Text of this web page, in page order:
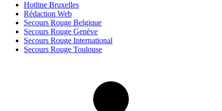
Hotline Bruxelles
Rédaction Web
Secours Rouge Belgique
Secours Rouge Genève
Secours Rouge International
Secours Rouge Toulouse